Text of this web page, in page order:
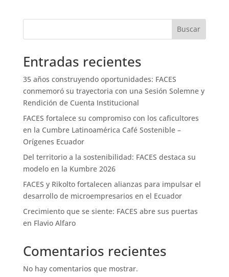
Buscar
Entradas recientes
35 años construyendo oportunidades: FACES
conmemoró su trayectoria con una Sesión Solemne y
Rendición de Cuenta Institucional
FACES fortalece su compromiso con los caficultores
en la Cumbre Latinoamérica Café Sostenible –
Orígenes Ecuador
Del territorio a la sostenibilidad: FACES destaca su
modelo en la Kumbre 2026
FACES y Rikolto fortalecen alianzas para impulsar el
desarrollo de microempresarios en el Ecuador
Crecimiento que se siente: FACES abre sus puertas
en Flavio Alfaro
Comentarios recientes
No hay comentarios que mostrar.